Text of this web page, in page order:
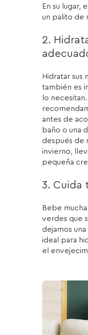
En su lugar,
un palito de
2.
Hidratar sus
también es
lo
antes de
baño o una
después de
invierno,
pequeña
3. Cuida
Bebe
verdes que
dejamos
ideal para
el